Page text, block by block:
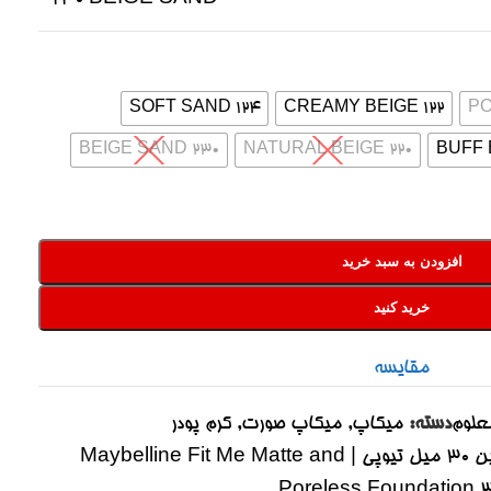
122 CREAMY BEIGE
124 SOFT SAND
220 NATURAL BEIGE
230 BEIGE SAND
افزودن به سبد خرید
خرید کنید
مقایسه
دسته: میکاپ, میکاپ صورت, کرم پودر
کرم پودر فیت می میبلین ۳۰ میل تیوپی | Maybelline Fit Me Matte and